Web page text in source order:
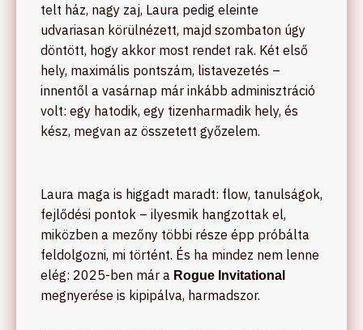
telt ház, nagy zaj, Laura pedig eleinte
udvariasan körülnézett, majd szombaton úgy
döntött, hogy akkor most rendet rak. Két első
hely, maximális pontszám, listavezetés –
innentől a vasárnap már inkább adminisztráció
volt: egy hatodik, egy tizenharmadik hely, és
kész, megvan az összetett győzelem.
Laura maga is higgadt maradt: flow, tanulságok,
fejlődési pontok – ilyesmik hangzottak el,
miközben a mezőny többi része épp próbálta
feldolgozni, mi történt. És ha mindez nem lenne
elég: 2025-ben már a Rogue Invitational
megnyerése is kipipálva, harmadszor.